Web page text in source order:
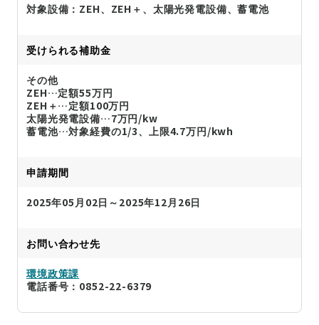
対象設備：ZEH、ZEH＋、太陽光発電設備、蓄電池
受けられる補助金
その他
ZEH…定額55万円
ZEH＋…定額100万円
太陽光発電設備…7万円/kw
蓄電池…対象経費の1/3、上限4.7万円/kwh
申請期間
2025年05月02日～2025年12月26日
お問い合わせ先
環境政策課
電話番号：0852-22-6379